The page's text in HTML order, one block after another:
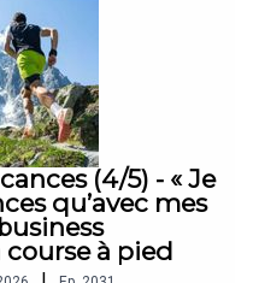
(4/5) - « Je
qu’avec mes
à pied